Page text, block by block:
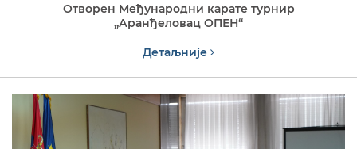
Отворен Међународни карате турнир
„Аранђеловац ОПЕН“
Детаљније